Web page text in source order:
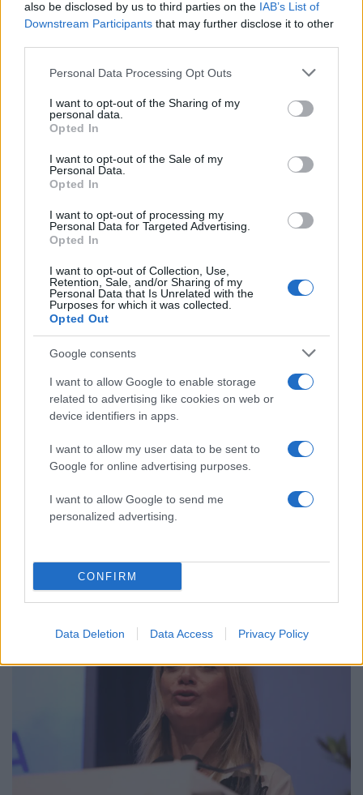
also be disclosed by us to third parties on the IAB’s List of
Downstream Participants that may further disclose it to other
Please note that this website/app uses one or more Google
not limited to your visit or usage behaviour. You may click to
grant or deny consent to Google and its third-party tags to
use your data for below specified purposes in below Google
consent section.
Personal Data Processing Opt Outs
I want to opt-out of the Sharing of my
personal data.
Opted In
I want to opt-out of the Sale of my
Personal Data.
Opted In
I want to opt-out of processing my
Personal Data for Targeted Advertising.
Opted In
I want to opt-out of Collection, Use,
Retention, Sale, and/or Sharing of my
Personal Data that Is Unrelated with the
Purposes for which it was collected.
Opted Out
Google consents
I want to allow Google to enable storage
related to advertising like cookies on web or
device identifiers in apps.
I want to allow my user data to be sent to
Google for online advertising purposes.
I want to allow Google to send me
personalized advertising.
CONFIRM
Data Deletion Data Access Privacy Policy
79 Απίστευτο κι όμως αληθινό -
αγγειοχειρουργού του νοσοκομείου
Χανίων επειδή κλάπηκε το μηχανάκι του
γιατρού
Σούπερ μάρκετ: Νέες μειώσεις τιμών –
916 προϊόντα στην εθνική πρωτοβουλία,
ανάμεσά τους 130 σχολικά
Πολιτική: Περισσότερα
08.08.26
Στην Κρήτη ο Κυριάκος Μητσοτάκης, συνεχίζει
52